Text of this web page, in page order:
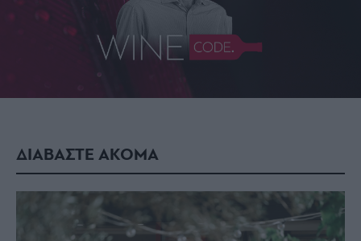
ΔΙΑΒΑΣΤΕ ΑΚΟΜΑ